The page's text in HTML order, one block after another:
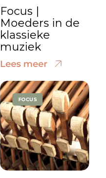
Focus |
Moeders in de
klassieke
muziek
Lees meer
FOCUS